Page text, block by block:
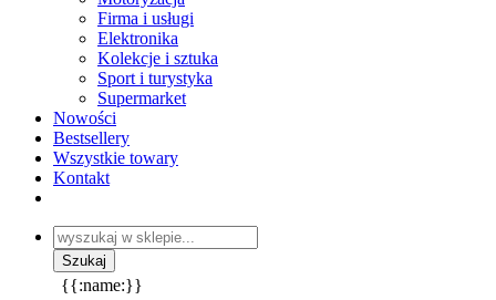
Firma i usługi
Elektronika
Kolekcje i sztuka
Sport i turystyka
Supermarket
Nowości
Bestsellery
Wszystkie towary
Kontakt
{{:name:}}